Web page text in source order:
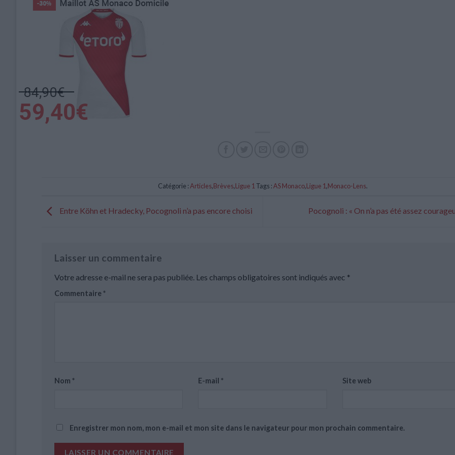
Catégorie :Articles,Brèves,Ligue 1 Tags :AS Monaco,Ligue 1,Monaco-Lens.
Entre Köhn et Hradecky, Pocognoli n’a pas encore choisi Pocognoli : « On n’a pas été assez
Laisser un commentaire
Votre adresse e-mail ne sera pas publiée. Les champs obligatoires sont indiqués avec *
Commentaire*
Nom * E-mail* Site web
Enregistrer mon nom, mon e-mail et mon site dans le navigateur pour mon prochain commentaire.